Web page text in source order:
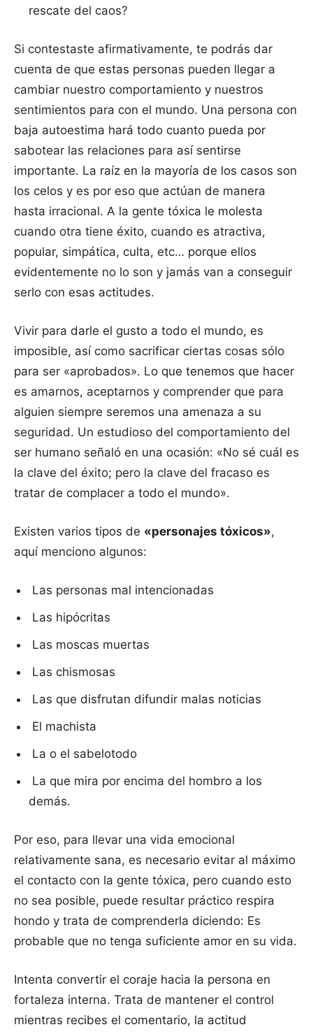
rescate del caos?
Si contestaste afirmativamente, te podrás dar
cuenta de que estas personas pueden llegar a
cambiar nuestro comportamiento y nuestros
sentimientos para con el mundo. Una persona con
baja autoestima hará todo cuanto pueda por
sabotear las relaciones para así sentirse
importante. La raíz en la mayoría de los casos son
los celos y es por eso que actúan de manera
hasta irracional. A la gente tóxica le molesta
cuando otra tiene éxito, cuando es atractiva,
popular, simpática, culta, etc… porque ellos
evidentemente no lo son y jamás van a conseguir
serlo con esas actitudes.
Vivir para darle el gusto a todo el mundo, es
imposible, así como sacrificar ciertas cosas sólo
para ser «aprobados». Lo que tenemos que hacer
es amarnos, aceptarnos y comprender que para
alguien siempre seremos una amenaza a su
seguridad. Un estudioso del comportamiento del
ser humano señaló en una ocasión: «No sé cuál es
la clave del éxito; pero la clave del fracaso es
tratar de complacer a todo el mundo».
Existen varios tipos de «personajes tóxicos»,
aquí menciono algunos:
Las personas mal intencionadas
Las hipócritas
Las moscas muertas
Las chismosas
Las que disfrutan difundir malas noticias
El machista
La o el sabelotodo
La que mira por encima del hombro a los
demás.
Por eso, para llevar una vida emocional
relativamente sana, es necesario evitar al máximo
el contacto con la gente tóxica, pero cuando esto
no sea posible, puede resultar práctico respira
hondo y trata de comprenderla diciendo: Es
probable que no tenga suficiente amor en su vida.
Intenta convertir el coraje hacia la persona en
fortaleza interna. Trata de mantener el control
mientras recibes el comentario, la actitud